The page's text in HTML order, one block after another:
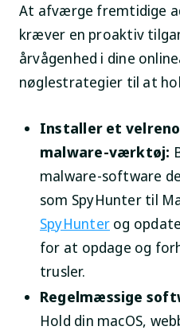
At afværge fremtidige
kræver en proaktiv
årvågenhed i dine
nøglestrategier til at
Installer et
malware-værktøj:
malware-software
som SpyHunter til
SpyHunterog
for at opdage og
trusler.
Regelmæssige
Hold din macOS,